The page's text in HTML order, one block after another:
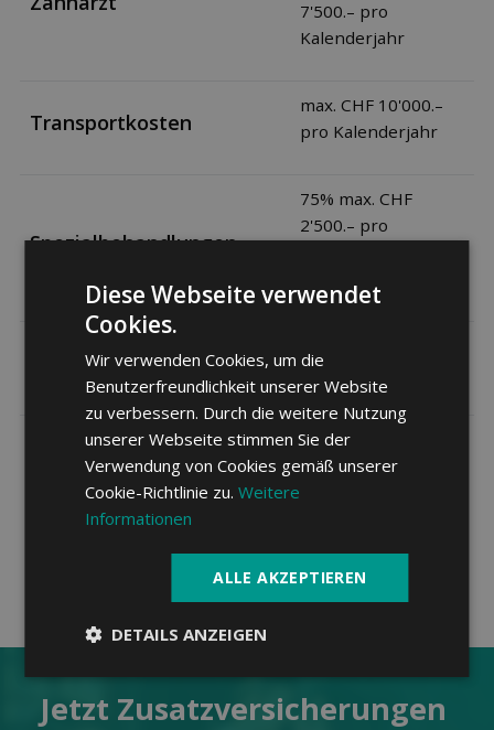
7'500.– pro
Kalenderjahr
Transportkosten
max. CHF 10'000.–
pro Kalenderjahr
Spezialbehandlungen
75% max. CHF
2'500.– pro
Gesundheitsvorsorge
pro Kalenderjahr
Therapiehilfen,
Hilfsmittel
75% max. CHF 200.–
pro Kalenderjahr
Jetzt Zusatz­versicherungen
Diese Webseite verwendet
Cookies.
Wir verwenden Cookies, um die
Benutzerfreundlichkeit unserer Website
zu verbessern. Durch die weitere Nutzung
unserer Webseite stimmen Sie der
Verwendung von Cookies gemäß unserer
Cookie-Richtlinie zu.Weitere
Informationen
ALLE AKZEPTIEREN
DETAILS ANZEIGEN